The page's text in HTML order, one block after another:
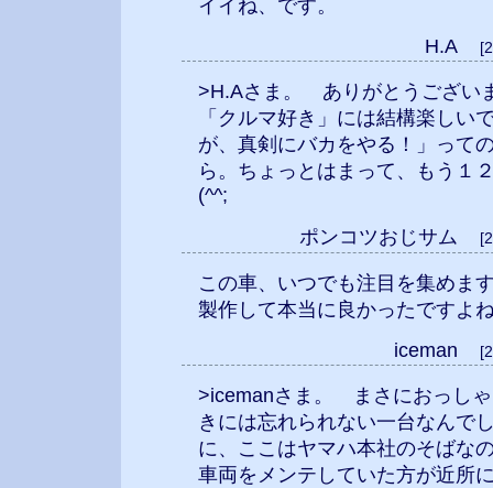
イイね、です。
H.A
>H.Aさま。 ありがとうござい
「クルマ好き」には結構楽しい
が、真剣にバカをやる！」って
ら。ちょっとはまって、もう１
(^^;
ポンコツおじサム
この車、いつでも注目を集めま
製作して本当に良かったですよ
iceman
>icemanさま。 まさにおっし
きには忘れられない一台なんで
に、ここはヤマハ本社のそばな
車両をメンテしていた方が近所